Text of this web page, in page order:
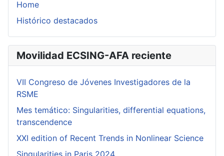
Home
Histórico destacados
Movilidad ECSING-AFA reciente
VII Congreso de Jóvenes Investigadores de la
RSME
Mes temático: Singularities, differential equations,
transcendence
XXI edition of Recent Trends in Nonlinear Science